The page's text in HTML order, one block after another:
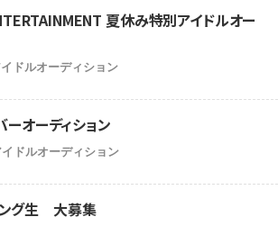
夏休み特別アイドルオー
ドルオーディション
オーディション
ドルオーディション
ング生 大募集